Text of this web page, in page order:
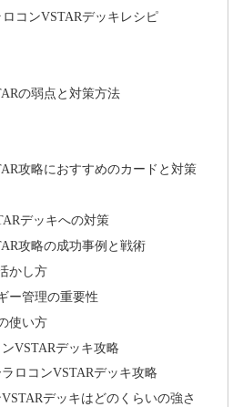
コンVSTARデッキレシピ
の弱点と対策方法
攻略におすすめのカードと対策
デッキへの対策
攻略の成功事例と戦術
かし方
ー管理の重要性
使い方
VSTARデッキ攻略
ロコンVSTARデッキ攻略
デッキはどのくらいの強さ